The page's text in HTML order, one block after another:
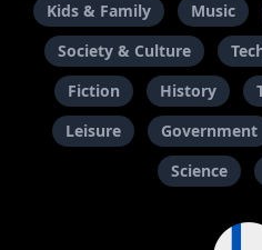
Kids & Family
Music
Society & Culture
Fiction
History
Leisure
Government
Science